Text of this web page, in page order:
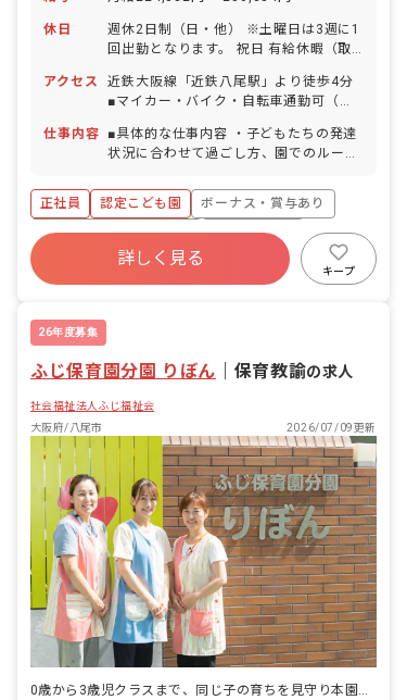
休日
週休2日制（日・他） ※土曜日は3週に1
回出勤となります。 祝日 有給休暇（取
能） 産前産後休暇制度（取得率・復帰率
100％） 育児休暇制度 特別有給休暇 介
護休暇制度 ※年間休日105日（有休は別
途付与） ◆人員にゆとりをもたせている
アクセス
近鉄大阪線「近鉄八尾駅」より徒歩4分
■マイカー・バイク・自転車通勤可（無
コンビニがあるほか、周辺にはスーパー
やショッピングモールもありますので、
仕事内容
■具体的な仕事内容 ・子どもたちの発達
状況に合わせて過ごし方、園でのルール
行事の企画運営。子どもたちが楽しめる
ように、成長した姿を保護者に見てもら
えるように、内容を考えて企画・運営を
します。 ・様々な体験を積むことがで
き、広い視野で教育・保育にたずさわれ
・児童の福祉を積極的に進めるために、
処遇向上のため知識の修得と技術の向上
大切にする保育 ・一人ひとりが自分とい
うものをしっかりもてる保育 ・一人ひと
りが生きる力をつける保育 ・一人ひとり
の可能性を伸ばしていける保育 ・一人ひ
とりが社会の一員になるための保育
正社員 認定こども園
ボーナス・賞与あり
寮・住宅・家賃補助あり
社会保険完備
福利厚生充実
退職金制度
詳しく見る
キープ
26年度募集
ふじ保育園分園 りぼん 保育教諭の求人
社会福祉法人ふじ福祉会
大阪府/八尾市
2026/07/09更新
0歳から3歳児クラスまで、同じ子の育ちを見守り本園へ送り出す分園です。